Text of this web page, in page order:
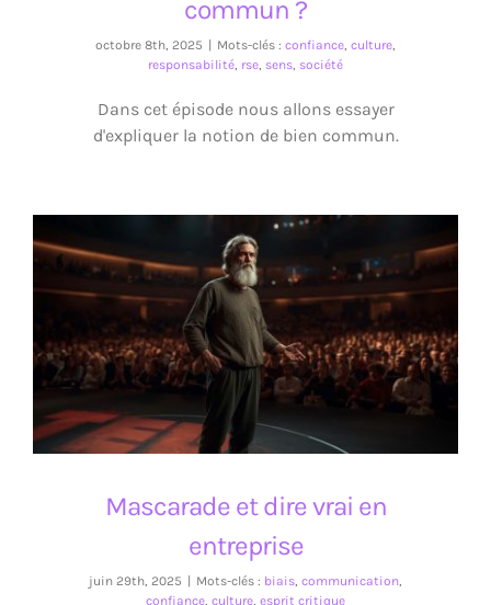
commun ?
octobre 8th, 2025 Mots-clés : confiance, culture,
responsabilité, rse, sens, société
Dans cet épisode nous allons essayer
d'expliquer la notion de bien commun.
Mascarade et dire vrai en entreprise
Mascarade et dire vrai en
entreprise
juin 29th, 2025 Mots-clés : biais, communication,
confiance, culture, esprit critique